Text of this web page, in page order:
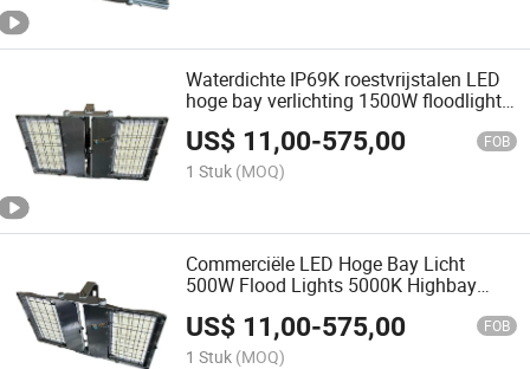
Waterdichte IP69K roestvrijstalen LED
hoge bay verlichting 1500W floodlights
hoge bay
US$ 11,00-575,00 FOB
1 Stuk (MOQ)
Commerciële LED Hoge Bay Licht
500W Flood Lights 5000K Highbay
US$ 11,00-575,00 FOB
1 Stuk (MOQ)